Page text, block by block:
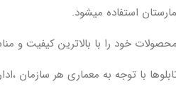
استفاده میشود.
خود را با بالاترین کیفیت و
با توجه به معماری هر سازمان